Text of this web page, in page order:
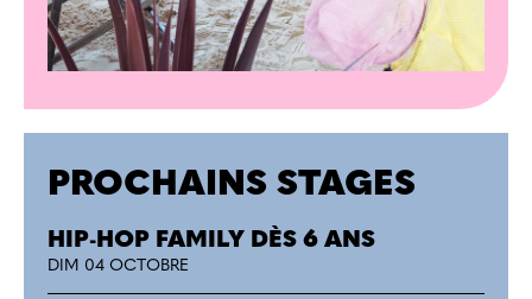
PROCHAINS STAGES
HIP-HOP FAMILY DÈS 6 ANS
DIM 04 OCTOBRE